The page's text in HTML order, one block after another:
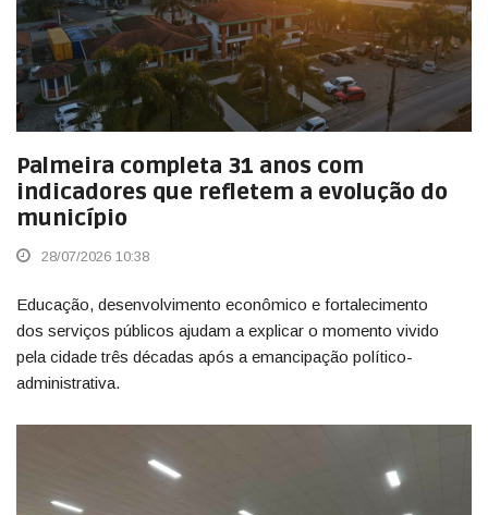
Palmeira completa 31 anos com
indicadores que refletem a evolução do
município
28/07/2026 10:38
Educação, desenvolvimento econômico e fortalecimento
dos serviços públicos ajudam a explicar o momento vivido
pela cidade três décadas após a emancipação político-
administrativa.